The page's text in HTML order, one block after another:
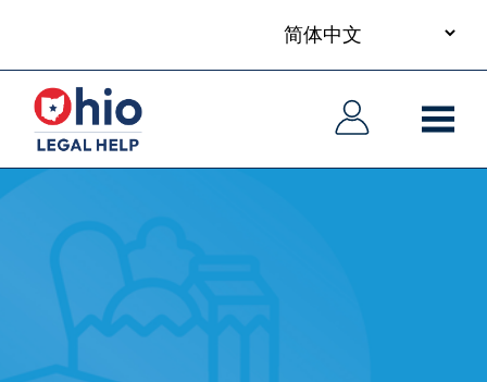
main
content
language
主
导
航
主
导
航